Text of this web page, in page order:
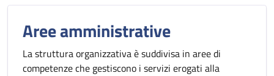
Aree amministrative
La struttura organizzativa è suddivisa in aree di
competenze che gestiscono i servizi erogati alla